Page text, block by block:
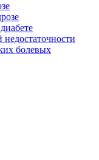
болевых